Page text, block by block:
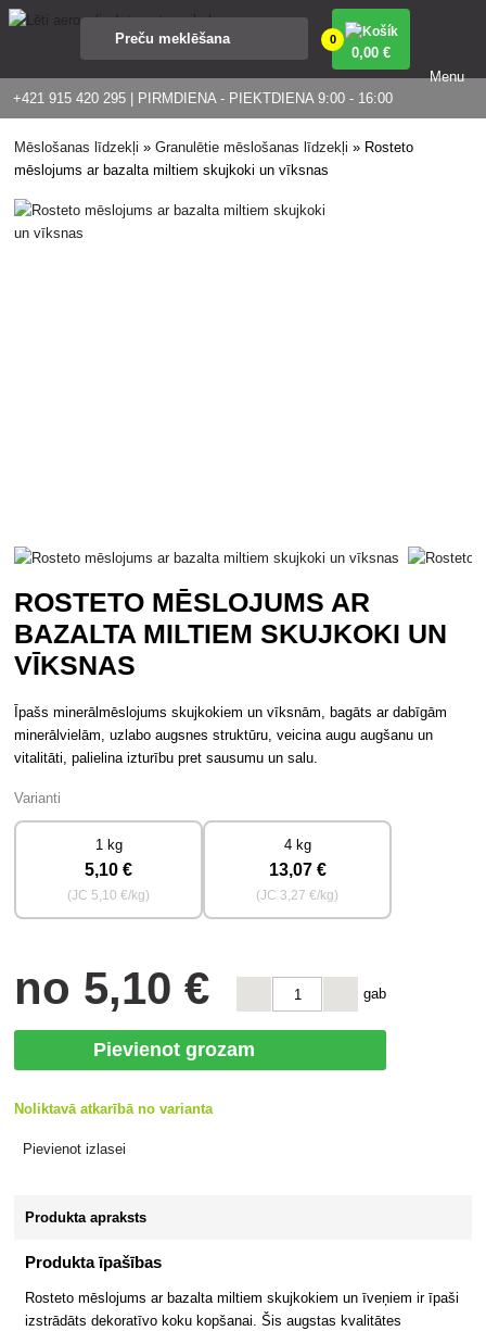
+421 915 420 295 | PIRMDIENA - PIEKTDIENA 9:00 - 16:00
0
0,00 €
Menu
Mēslošanas līdzekļi »Granulētie mēslošanas līdzekļi » Rosteto
mēslojums ar bazalta miltiem skujkoki un vīksnas
ROSTETO MĒSLOJUMS AR
BAZALTA MILTIEM SKUJKOKI UN
VĪKSNAS
Īpašs minerālmēslojums skujkokiem un vīksnām, bagāts ar dabīgām
minerālvielām, uzlabo augsnes struktūru, veicina augu augšanu un
vitalitāti, palielina izturību pret sausumu un salu.
Varianti
1 kg
5,10 €
(JC 5,10 €/kg)
4 kg
13,07 €
(JC 3,27 €/kg)
no 5,10 € gab
Pievienot grozam
Noliktavā atkarībā no varianta
Pievienot izlasei
Produkta apraksts
Produkta īpašības
Rosteto mēslojums ar bazalta miltiem skujkokiem un īveņiem ir īpaši
izstrādāts dekoratīvo koku kopšanai. Šis augstas kvalitātes